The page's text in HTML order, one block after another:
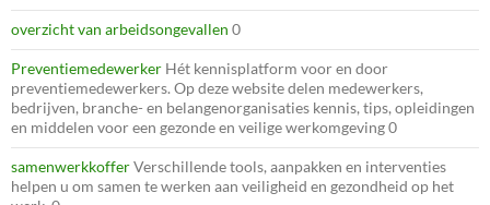
overzicht van arbeidsongevallen 0
Preventiemedewerker Hét kennisplatform voor en door
preventiemedewerkers. Op deze website delen medewerkers,
bedrijven, branche- en belangenorganisaties kennis, tips, opleidingen
en middelen voor een gezonde en veilige werkomgeving 0
samenwerkkofferVerschillende tools, aanpakken en interventies
helpen u om samen te werken aan veiligheid en gezondheid op het